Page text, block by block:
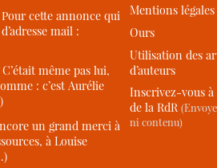
Pour cette annonce qui
mail :
C’était même pas lui,
: c’est Aurélie
un grand merci à
à Louise
Mentions légales
Ours
Utilisation des
d’auteurs
Inscrivez-vous
de la RdR
ni contenu)